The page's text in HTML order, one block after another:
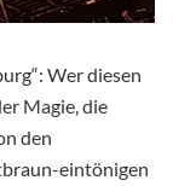
Wer diesen
Magie, die
den
eintönigen